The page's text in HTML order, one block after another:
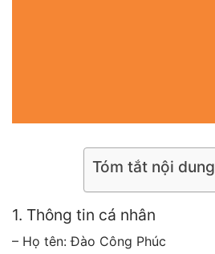
Tóm tắt nội dung
1. Thông tin cá nhân
– Họ tên: Đào Công Phúc